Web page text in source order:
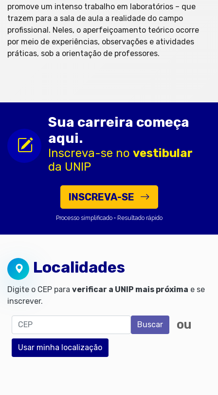
promove um intenso trabalho em laboratórios – que
trazem para a sala de aula a realidade do campo
profissional. Neles, o aperfeiçoamento teórico ocorre
por meio de experiências, observações e atividades
práticas, sob a orientação de professores.
Sua carreira começa
aqui.
Inscreva-se no vestibular
da UNIP
INSCREVA-SE
Processo simplificado • Resultado rápido
Localidades
Digite o CEP para verificar a UNIP mais próxima e se
inscrever.
CEP Buscar ou
Usar minha localização